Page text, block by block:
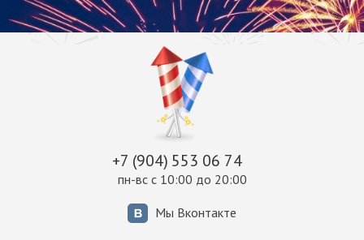
+7 (904) 553 06 74
пн-вс с 10:00 до 20:00
Мы Вконтакте